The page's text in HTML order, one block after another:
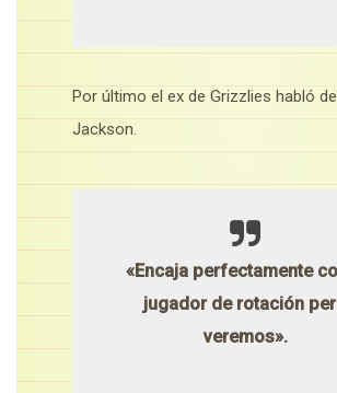
Por último el ex de Grizzlies habló
Jackson.
«Encaja perfectamente
jugador de rotación
veremos».